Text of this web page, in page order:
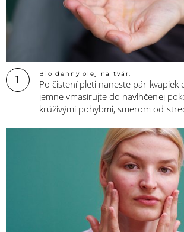
1 Bio denný olej na tvár:
Po čistení pleti naneste pár kvapiek
jemne vmasírujte do navlhčenej
krúživými pohybmi, smerom od